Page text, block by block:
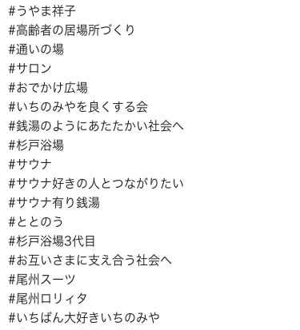
#うやま祥子
#高齢者の居場所づくり
#通いの場
#サロン
#おでかけ広場
#いちのみやを良くする会
#銭湯のようにあたたかい社会へ
#杉戸浴場
#サウナ
#サウナ好きの人とつながりたい
#サウナ有り銭湯
#ととのう
#杉戸浴場3代目
#お互いさまに支え合う社会へ
#尾州スーツ
#尾州ロリィタ
#いちばん大好きいちのみや